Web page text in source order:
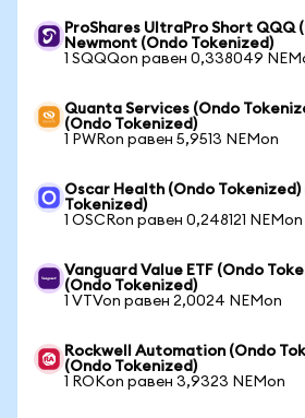
ProShares UltraPro Short QQQ
Newmont (Ondo Tokenized)
1 SQQQon равен 0,338049
Quanta Services (Ondo
(Ondo Tokenized)
1 PWRon равен 5,9513 NEMon
Oscar Health (Ondo
Tokenized)
1 OSCRon равен 0,248121 NEMon
Vanguard Value ETF (Ondo
(Ondo Tokenized)
1 VTVon равен 2,0024 NEMon
Rockwell Automation (Ondo
(Ondo Tokenized)
1 ROKon равен 3,9323 NEMon